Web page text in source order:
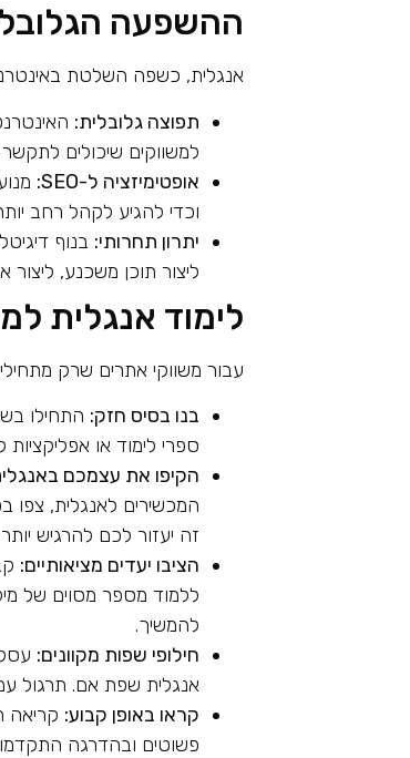
ההשפעה
אנגלית, כשפה השלטת
תפוצה גלובלית:
למשווקים שיכולים
אופטימיזציה ל-SEO:
וכדי להגיע לקהל רחב
יתרון תחרותי: בנוף
ליצור תוכן משכנע,
לימוד אנגלית
עבור משווקי אתרים שרק
בנו בסיס חזק: התחילו
ספרי לימוד או
הקיפו את עצמכם
המכשירים לאנגלית, צפו
זה יעזור לכם להרגיש
הציבו יעדים מציאותיים:
ללמוד מספר מסוים של
להמשיך.
חילופי שפות מקוונים:
אנגלית שפת אם. תרגול
קראו באופן קבוע: קריאה
פשוטים ובהדרגה התקדמו